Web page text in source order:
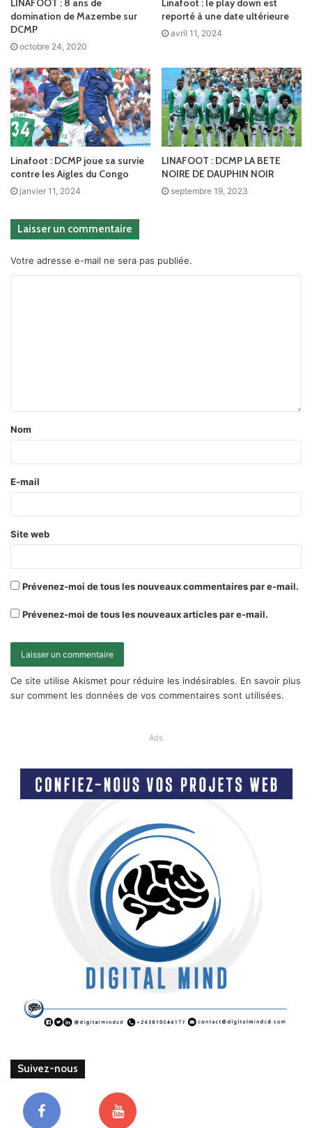
LINAFOOT : 8 ans de
domination de Mazembe sur
DCMP
octobre 24, 2020
Linafoot : le play down est
reporté à une date ultérieure
avril 11, 2024
Linafoot : DCMP joue sa survie
contre les Aigles du Congo
janvier 11, 2024
LINAFOOT : DCMP LA BETE
NOIRE DE DAUPHIN NOIR
septembre 19, 2023
Laisser un commentaire
Votre adresse e-mail ne sera pas publiée.
Nom
E-mail
Site web
Prévenez-moi de tous les nouveaux commentaires par e-mail.
Prévenez-moi de tous les nouveaux articles par e-mail.
Ce site utilise Akismet pour réduire les indésirables. En savoir plus
sur comment les données de vos commentaires sont utilisées.
Ads
Suivez-nous